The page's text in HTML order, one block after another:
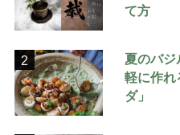
て方
2
夏のバジ
軽に作れ
ダ」